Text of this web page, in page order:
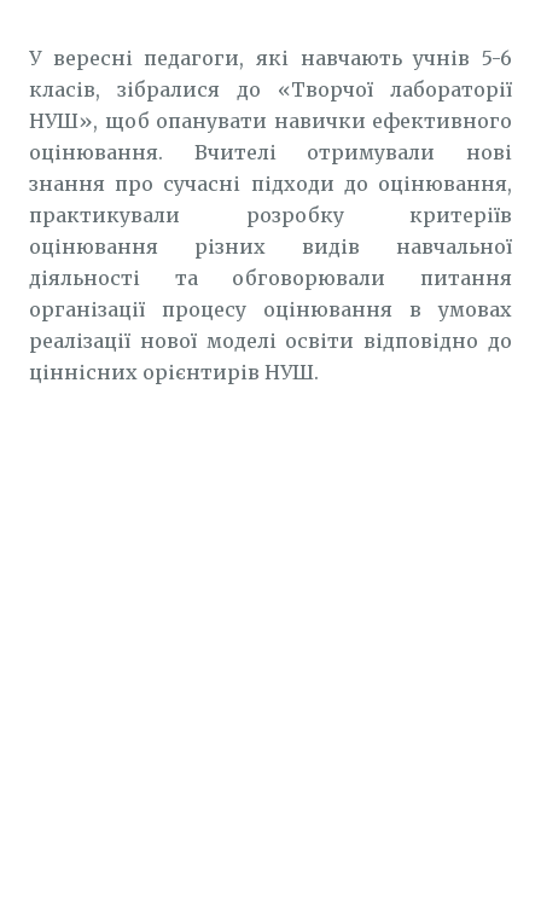
У вересні педагоги, які навчають учнів 5-6
класів, зібралися до «Творчої лабораторії
НУШ», щоб опанувати навички ефективного
оцінювання. Вчителі отримували нові
знання про сучасні підходи до оцінювання,
практикували розробку критеріїв
оцінювання різних видів навчальної
діяльності та обговорювали питання
організації процесу оцінювання в умовах
реалізації нової моделі освіти відповідно до
ціннісних орієнтирів НУШ.